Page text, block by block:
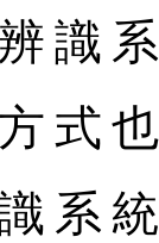
識
式
系